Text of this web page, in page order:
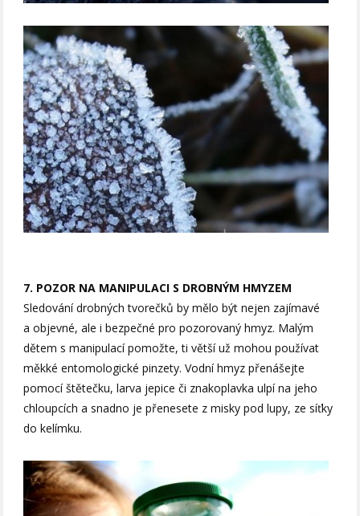
7. POZOR NA MANIPULACI S DROBNÝM HMYZEM
Sledování drobných tvorečků by mělo být nejen zajímavé
a objevné, ale i bezpečné pro pozorovaný hmyz. Malým
dětem s manipulací pomožte, ti větší už mohou používat
měkké entomologické pinzety. Vodní hmyz přenášejte
pomocí štětečku, larva jepice či znakoplavka ulpí na jeho
chloupcích a snadno je přenesete z misky pod lupy, ze síťky
do kelímku.